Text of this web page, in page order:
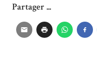
Partager ...